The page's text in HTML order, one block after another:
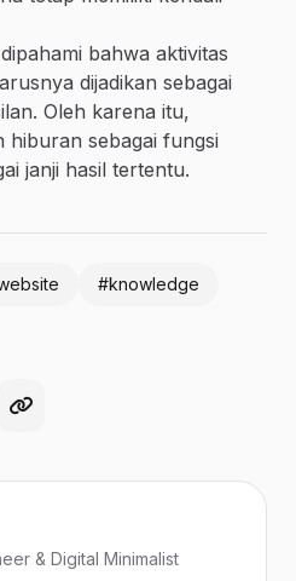
bahwa aktivitas
dijadikan sebagai
Oleh karena itu,
hiburan sebagai fungsi
janji hasil tertentu.
#knowledge
& Digital Minimalist